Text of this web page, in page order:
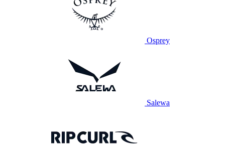
Osprey
Salewa